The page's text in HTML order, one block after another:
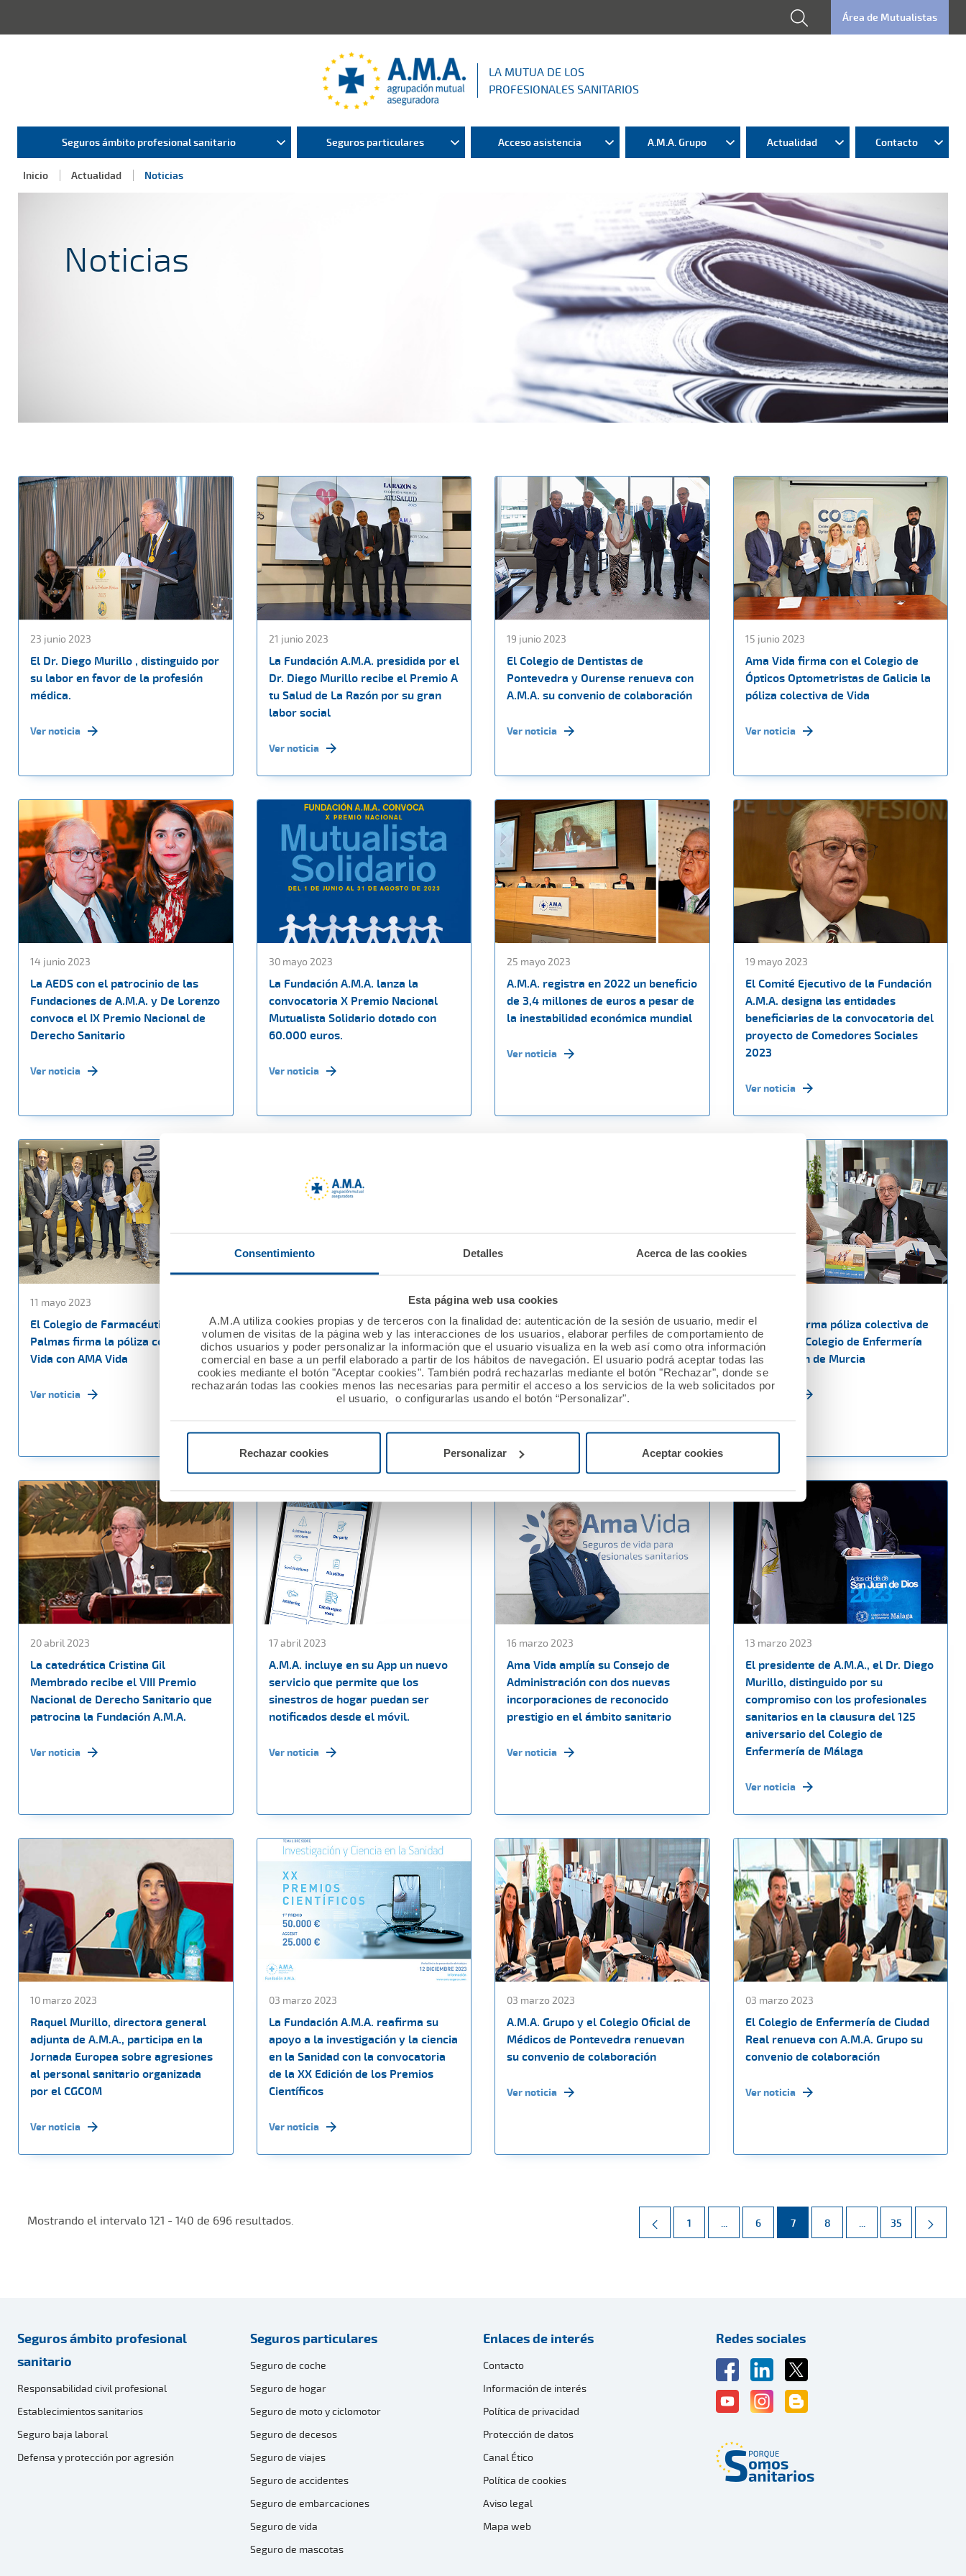
Consentimiento Detalles Acerca de las cookies
Esta página web usa cookies
A.M.A utiliza cookies propias y de terceros con la finalidad de: autenticación de la sesión de usuario, medir el
volumen de visitas de la página web y las interacciones de los usuarios, elaborar perfiles de comportamiento de
dichos usuarios y poder personalizar la información que el usuario visualiza en la web así como otra información
comercial en base a un perfil elaborado a partir de los hábitos de navegación. El usuario podrá aceptar todas las
cookies mediante el botón "Aceptar cookies". También podrá rechazarlas mediante el botón "Rechazar", donde se
rechazarán todas las cookies menos las necesarias para permitir el acceso a los servicios de la web solicitados por
el usuario, o configurarlas usando el botón “Personalizar".
Rechazar cookies Personalizar Aceptar cookies
Área de Mutualistas
LA MUTUA DE LOS
PROFESIONALES SANITARIOS
Seguros ámbito profesional sanitario Seguros particulares Acceso asistencia A.M.A. Grupo Actualidad Contacto
Inicio Actualidad Noticias
Noticias
23 junio 2023
El Dr. Diego Murillo , distinguido por
su labor en favor de la profesión
médica.
Ver noticia
21 junio 2023
La Fundación A.M.A. presidida por el
Dr. Diego Murillo recibe el Premio A
tu Salud de La Razón por su gran
labor social
Ver noticia
19 junio 2023
El Colegio de Dentistas de
Pontevedra y Ourense renueva con
A.M.A. su convenio de colaboración
Ver noticia
15 junio 2023
Ama Vida firma con el Colegio de
Ópticos Optometristas de Galicia la
póliza colectiva de Vida
Ver noticia
14 junio 2023
La AEDS con el patrocinio de las
Fundaciones de A.M.A. y De Lorenzo
convoca el IX Premio Nacional de
Derecho Sanitario
Ver noticia
30 mayo 2023
La Fundación A.M.A. lanza la
convocatoria X Premio Nacional
Mutualista Solidario dotado con
60.000 euros.
Ver noticia
25 mayo 2023
A.M.A. registra en 2022 un beneficio
de 3,4 millones de euros a pesar de
la inestabilidad económica mundial
Ver noticia
19 mayo 2023
El Comité Ejecutivo de la Fundación
A.M.A. designa las entidades
beneficiarias de la convocatoria del
proyecto de Comedores Sociales
2023
Ver noticia
11 mayo 2023
El Colegio de Farmacéuticos de Las
Palmas firma la póliza colectiva de
Vida con AMA Vida
Ver noticia
AMA Vida firma la póliza colectiva
de Vida con el Colegio Oficial de
Médicos de Asturias
Ver noticia
21 abril 2023
A.M.A. abre su sede para
conmemorar junto con el CGCOM y
Diario Médico un siglo
comprometidos con la sociedad y
los médicos
Ver noticia
AMA Vida firma póliza colectiva de
vida con el Colegio de Enfermería
de la Región de Murcia
Ver noticia
20 abril 2023
La catedrática Cristina Gil
Membrado recibe el VIII Premio
Nacional de Derecho Sanitario que
patrocina la Fundación A.M.A.
Ver noticia
17 abril 2023
A.M.A. incluye en su App un nuevo
servicio que permite que los
sinestros de hogar puedan ser
notificados desde el móvil.
Ver noticia
16 marzo 2023
Ama Vida amplía su Consejo de
Administración con dos nuevas
incorporaciones de reconocido
prestigio en el ámbito sanitario
Ver noticia
13 marzo 2023
El presidente de A.M.A., el Dr. Diego
Murillo, distinguido por su
compromiso con los profesionales
sanitarios en la clausura del 125
aniversario del Colegio de
Enfermería de Málaga
Ver noticia
10 marzo 2023
Raquel Murillo, directora general
adjunta de A.M.A., participa en la
Jornada Europea sobre agresiones
al personal sanitario organizada
por el CGCOM
Ver noticia
03 marzo 2023
La Fundación A.M.A. reafirma su
apoyo a la investigación y la ciencia
en la Sanidad con la convocatoria
de la XX Edición de los Premios
Científicos
Ver noticia
03 marzo 2023
A.M.A. Grupo y el Colegio Oficial de
Médicos de Pontevedra renuevan
su convenio de colaboración
Ver noticia
03 marzo 2023
El Colegio de Enfermería de Ciudad
Real renueva con A.M.A. Grupo su
convenio de colaboración
Ver noticia
Mostrando el intervalo 121 - 140 de 696 resultados. Página
1 ... Páginas intermedias Use TAB para desplazarse.
Página
6 Página
7 Página
8 ... Páginas intermedias
Página
35
Seguros ámbito profesional
sanitario
Responsabilidad civil profesional
Establecimientos sanitarios
Seguro baja laboral
Defensa y protección por agresión
Seguros particulares
Seguro de coche
Seguro de hogar
Seguro de moto y ciclomotor
Seguro de decesos
Seguro de viajes
Seguro de accidentes
Seguro de embarcaciones
Seguro de vida
Seguro de mascotas
Enlaces de interés
Contacto
Información de interés
Política de privacidad
Protección de datos
Canal Ético
Política de cookies
Aviso legal
Mapa web
Redes sociales